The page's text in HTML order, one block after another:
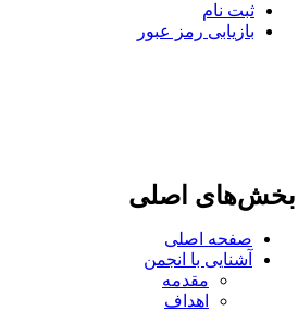
ثبت نام
بازیابی رمز عبور
اصلی
صفحه اصلی
آشنایی با انجمن
مقدمه
اهداف